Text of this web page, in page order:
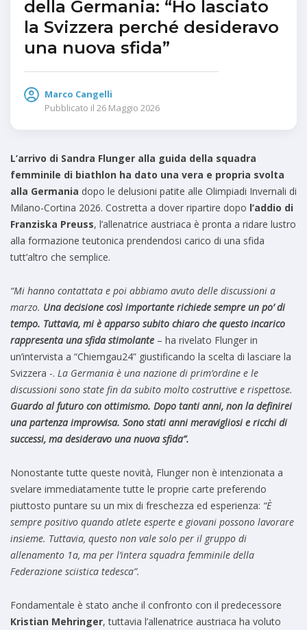
della Germania: “Ho lasciato
la Svizzera perché desideravo
una nuova sfida”
Marco Cangelli
Pubblicato il 26 Maggio 2026
L’arrivo di Sandra Flunger alla guida della squadra
femminile di biathlon ha dato una vera e propria svolta
alla Germania dopo le delusioni patite alle Olimpiadi Invernali di
Milano-Cortina 2026. Costretta a dover ripartire dopo l’addio di
Franziska Preuss, l’allenatrice austriaca è pronta a ridare lustro
alla formazione teutonica prendendosi carico di una sfida
tutt’altro che semplice.
“Mi hanno contattata e poi abbiamo avuto delle discussioni a
marzo. Una decisione così importante richiede sempre un po’ di
tempo. Tuttavia, mi è apparso subito chiaro che questo incarico
rappresenta una sfida stimolante – ha rivelato Flunger in
un’intervista a “Chiemgau24” giustificando la scelta di lasciare la
Svizzera -. La Germania è una nazione di prim’ordine e le
discussioni sono state fin da subito molto costruttive e rispettose.
Guardo al futuro con ottimismo. Dopo tanti anni, non la definirei
una partenza improvvisa. Sono stati anni meravigliosi e ricchi di
successi, ma desideravo una nuova sfida”.
Nonostante tutte queste novità, Flunger non è intenzionata a
svelare immediatamente tutte le proprie carte preferendo
piuttosto puntare su un mix di freschezza ed esperienza: “È
sempre positivo quando atlete esperte e giovani possono lavorare
insieme. Tuttavia, questo non vale solo per il gruppo di
allenamento 1a, ma per l’intera squadra femminile della
Federazione sciistica tedesca”.
Fondamentale è stato anche il confronto con il predecessore
Kristian Mehringer, tuttavia l’allenatrice austriaca ha voluto